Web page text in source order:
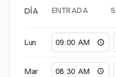
DÍA ENTRADA
Lun
Mar